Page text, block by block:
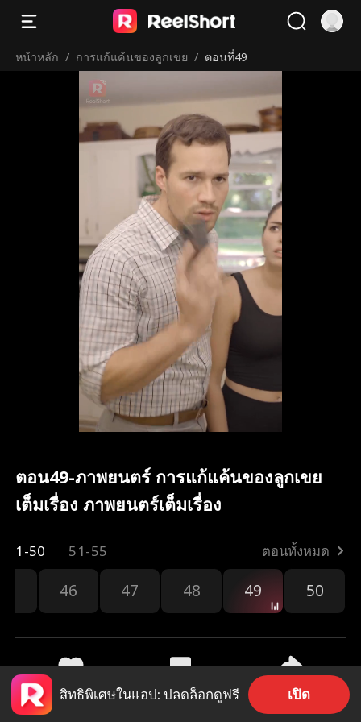
หน้าหลัก / การแก้แค้นของลูกเขย / ตอนที่49
ตอน49-ภาพยนตร์ การแก้แค้นของลูกเขย
เต็มเรื่อง ภาพยนตร์เต็มเรื่อง
1-50 51-55 ตอนทั้งหมด
46 47 48 49 50
1.9k 790 แชร์
สิทธิพิเศษในแอป: ปลดล็อกดูฟรี เปิด